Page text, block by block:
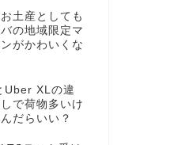
お土産としても
の地域限定マ
がかわいくな
Uber XLの違
で荷物多いけ
だらいい？